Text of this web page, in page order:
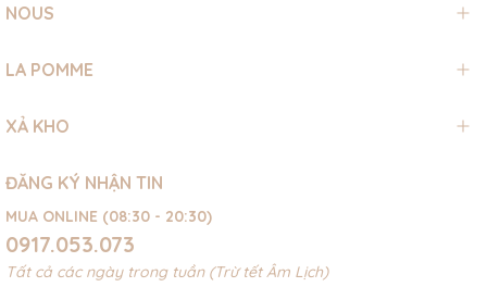
NOUS
LA POMME
XẢ KHO
ĐĂNG KÝ NHẬN TIN
MUA ONLINE (08:30 - 20:30)
0917.053.073
Tất cả các ngày trong tuần (Trừ tết Âm Lịch)